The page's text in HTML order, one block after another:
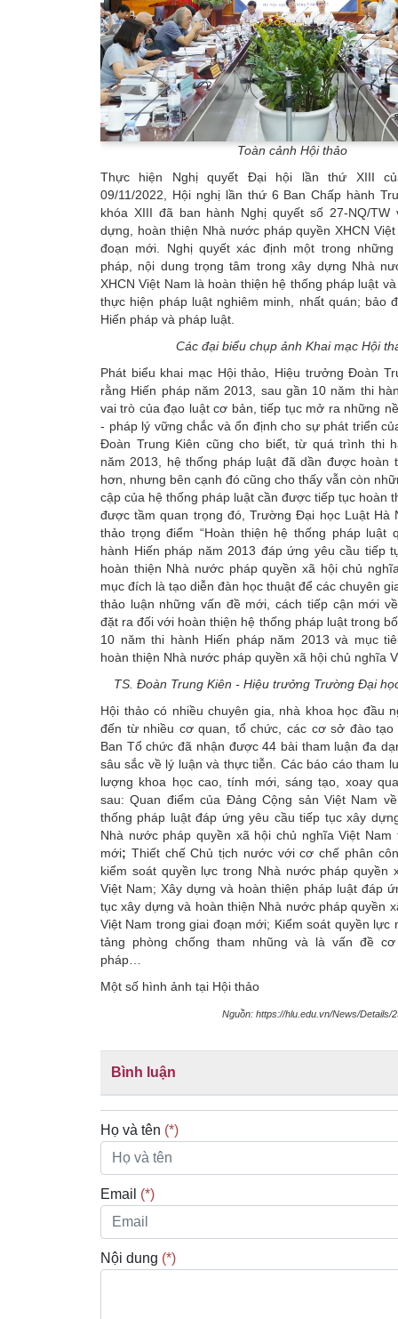
Toàn cảnh Hội thảo
Thực hiện Nghị quyết Đại hội lần thứ XIII
09/11/2022, Hội nghị lần thứ 6 Ban Chấp hành
khóa XIII đã ban hành Nghị quyết số 27-NQ/TW
dựng, hoàn thiện Nhà nước pháp quyền XHCN
đoạn mới. Nghị quyết xác định một trong
pháp, nội dung trọng tâm trong xây dựng Nhà
XHCN Việt Nam là hoàn thiện hệ thống pháp luật
thực hiện pháp luật nghiêm minh, nhất quán; bảo
Hiến pháp và pháp luật.
Các đại biểu chụp ảnh Khai mạc Hội
Phát biểu khai mạc Hội thảo, Hiệu trưởng Đoàn
rằng Hiến pháp năm 2013, sau gần 10 năm thi
vai trò của đạo luật cơ bản, tiếp tục mở ra những
- pháp lý vững chắc và ổn định cho sự phát triển
Đoàn Trung Kiên cũng cho biết, từ quá trình thi
năm 2013, hệ thống pháp luật đã dần được hoàn
hơn, nhưng bên cạnh đó cũng cho thấy vẫn còn
cập của hệ thống pháp luật cần được tiếp tục hoàn
được tầm quan trọng đó, Trường Đại học Luật Hà
thảo trọng điểm “Hoàn thiện hệ thống pháp luật
hành Hiến pháp năm 2013 đáp ứng yêu cầu tiếp
hoàn thiện Nhà nước pháp quyền xã hội chủ
mục đích là tạo diễn đàn học thuật để các chuyên
thảo luận những vấn đề mới, cách tiếp cận mới
đặt ra đối với hoàn thiện hệ thống pháp luật trong
10 năm thi hành Hiến pháp năm 2013 và mục
hoàn thiện Nhà nước pháp quyền xã hội chủ nghĩa
TS. Đoàn Trung Kiên - Hiệu trưởng Trường Đại
Hội thảo có nhiều chuyên gia, nhà khoa học đầu
đến từ nhiều cơ quan, tổ chức, các cơ sở đào
Ban Tổ chức đã nhận được 44 bài tham luận đa
sâu sắc về lý luận và thực tiễn. Các báo cáo tham
lượng khoa học cao, tính mới, sáng tạo, xoay
sau: Quan điểm của Đảng Cộng sản Việt Nam
thống pháp luật đáp ứng yêu cầu tiếp tục xây
Nhà nước pháp quyền xã hội chủ nghĩa Việt Nam
mới; Thiết chế Chủ tịch nước với cơ chế phân
kiểm soát quyền lực trong Nhà nước pháp quyền
Việt Nam; Xây dựng và hoàn thiện pháp luật đáp
tục xây dựng và hoàn thiện Nhà nước pháp quyền
Việt Nam trong giai đoạn mới; Kiểm soát quyền lực
tảng phòng chống tham nhũng và là vấn đề
pháp…
Một số hình ảnh tại Hội thảo
Nguồn: https://hlu.edu.vn/News/Details/
Bình luận
Họ và tên (*)
Email (*)
Nội dung (*)